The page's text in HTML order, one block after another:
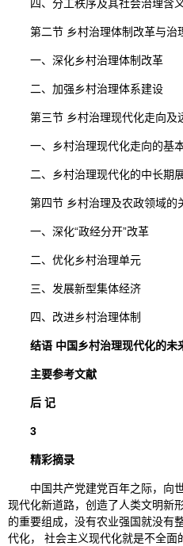
四、分工秩序及其社会治理含
第二节 乡村治理体制改革与治
一、深化乡村治理体制改革
二、加强乡村治理体系建设
第三节 乡村治理现代化走向及
一、乡村治理现代化走向的基
二、乡村治理现代化的中长期
第四节 乡村治理及农政领域的
一、深化“政经分开”改革
二、优化乡村治理单元
三、发展新型集体经济
四、改进乡村治理体制
结语 中国乡村治理现代化的未
主要参考文献
后 记
3
精彩摘录
中国共产党建党百年之际，向
现代化新道路，创造了人类文明新
的重要组成，没有农业强国就没有
代化， 社会主义现代化就是不全